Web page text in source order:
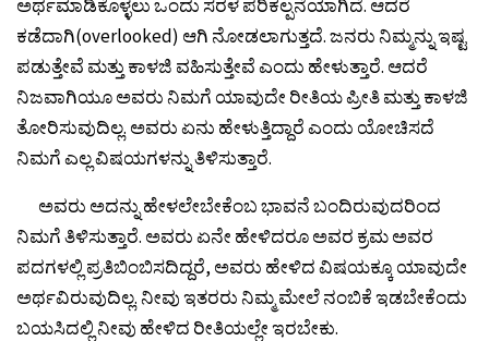
ಅರ್ಥಮಾಡಿಕೊಳ್ಳಲು ಒಂದು ಸರಳ ಪರಿಕಲ್ಪನೆಯಾಗಿದೆ. ಆದರೆ
ಕಡೆದಾಗಿ(overlooked) ಆಗಿ ನೋಡಲಾಗುತ್ತದೆ. ಜನರು ನಿಮ್ಮನ್ನು ಇಷ್ಟ
ಪಡುತ್ತೇವೆ ಮತ್ತು ಕಾಳಜಿ ವಹಿಸುತ್ತೇವೆ ಎಂದು ಹೇಳುತ್ತಾರೆ. ಆದರೆ
ನಿಜವಾಗಿಯೂ ಅವರು ನಿಮಗೆ ಯಾವುದೇ ರೀತಿಯ ಪ್ರೀತಿ ಮತ್ತು ಕಾಳಜಿ
ತೋರಿಸುವುದಿಲ್ಲ. ಅವರು ಏನು ಹೇಳುತ್ತಿದ್ದಾರೆ ಎಂದು ಯೋಚಿಸದೆ
ನಿಮಗೆ ಎಲ್ಲ ವಿಷಯಗಳನ್ನು ತಿಳಿಸುತ್ತಾರೆ.
ಅವರು ಅದನ್ನು ಹೇಳಲೇಬೇಕೆಂಬ ಭಾವನೆ ಬಂದಿರುವುದರಿಂದ
ನಿಮಗೆ ತಿಳಿಸುತ್ತಾರೆ. ಅವರು ಏನೇ ಹೇಳಿದರೂ ಅವರ ಕ್ರಮ ಅವರ
ಪದಗಳಲ್ಲಿ ಪ್ರತಿಬಿಂಬಿಸದಿದ್ದರೆ, ಅವರು ಹೇಳಿದ ವಿಷಯಕ್ಕೂ ಯಾವುದೇ
ಅರ್ಥವಿರುವುದಿಲ್ಲ. ನೀವು ಇತರರು ನಿಮ್ಮ ಮೇಲೆ ನಂಬಿಕೆ ಇಡಬೇಕೆಂದು
ಬಯಸಿದಲ್ಲಿ ನೀವು ಹೇಳಿದ ರೀತಿಯಲ್ಲೇ ಇರಬೇಕು.